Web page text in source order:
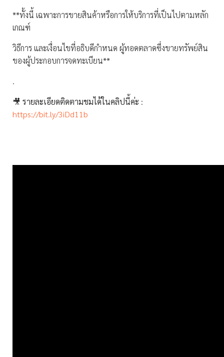
**ทั้งนี้ เฉพาะการขายสินค้าหรือการให้บริการที่เป็นไปตามหลัก
เกณฑ์
วิธีการ และเงื่อนไขที่อธิบดีกำหนด ผู้ทอดตลาดซึ่งขายทรัพย์สิน
ของผู้ประกอบการจดทะเบียน**
.
🎥 รายละเอียดติดตามชมได้ในคลิปนี้ค่ะ :
https://bit.ly/3iDd11b